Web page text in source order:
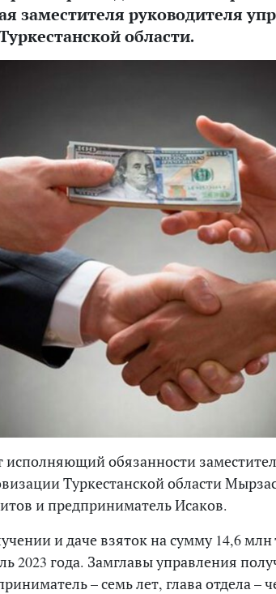
заместителя руководителя
области.
исполняющий обязанности
Туркестанской области
и предприниматель Исаков.
и даче взяток на сумму 14,6 млн
2023 года. Замглавы управления
– семь лет, глава отдела –